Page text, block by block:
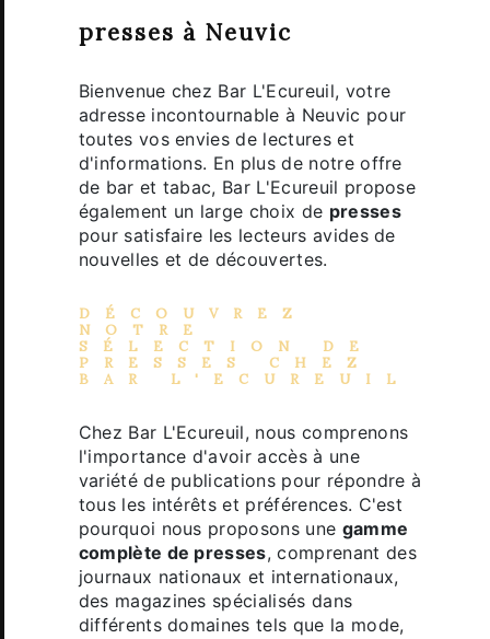
presses à Neuvic
Bienvenue chez Bar L'Ecureuil, votre
adresse incontournable à Neuvic pour
toutes vos envies de lectures et
d'informations. En plus de notre offre
de bar et tabac, Bar L'Ecureuil propose
également un large choix de presses
pour satisfaire les lecteurs avides de
nouvelles et de découvertes.
DÉCOUVREZ
NOTRE
SÉLECTION DE
PRESSES
CHEZ
BAR L'ECUREUIL
Chez Bar L'Ecureuil, nous comprenons
l'importance d'avoir accès à une
variété de publications pour répondre à
tous les intérêts et préférences. C'est
pourquoi nous proposons une gamme
complète de presses, comprenant des
journaux nationaux et internationaux,
des magazines spécialisés dans
différents domaines tels que la mode,